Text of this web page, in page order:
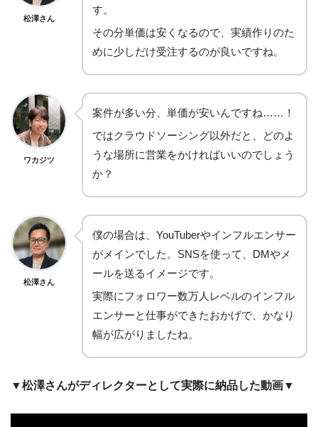
松澤さん
す。
その分単価は安くなるので、実績作りのた
めに少しだけ受注するのが良いですね。
ワカジツ
案件が多い分、単価が安いんですね……！
ではクラウドソーシング以外だと、どのよ
うな場所に営業をかければいいのでしょう
か？
松澤さん
僕の場合は、YouTuberやインフルエンサー
がメインでした。SNSを使って、DMやメ
ールを送るイメージです。
実際にフォロワー数万人レベルのインフル
エンサーと仕事ができたおかげで、かなり
幅が広がりましたね。
▼松澤さんがディレクターとして実際に納品した動画▼